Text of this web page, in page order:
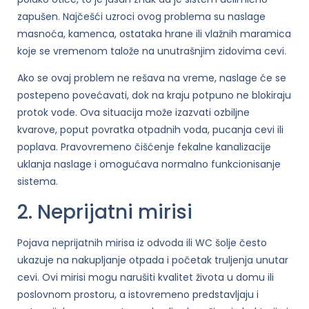
zapušen. Najčešći uzroci ovog problema su naslage
masnoća, kamenca, ostataka hrane ili vlažnih maramica
koje se vremenom talože na unutrašnjim zidovima cevi.
Ako se ovaj problem ne rešava na vreme, naslage će se
postepeno povećavati, dok na kraju potpuno ne blokiraju
protok vode. Ova situacija može izazvati ozbiljne
kvarove, poput povratka otpadnih voda, pucanja cevi ili
poplava. Pravovremeno čišćenje fekalne kanalizacije
uklanja naslage i omogućava normalno funkcionisanje
sistema.
2. Neprijatni mirisi
Pojava neprijatnih mirisa iz odvoda ili WC šolje često
ukazuje na nakupljanje otpada i početak truljenja unutar
cevi. Ovi mirisi mogu narušiti kvalitet života u domu ili
poslovnom prostoru, a istovremeno predstavljaju i